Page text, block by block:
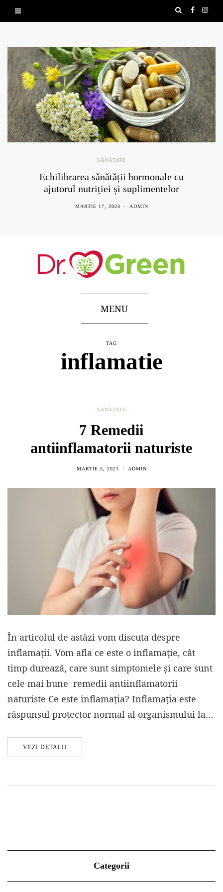
SĂNĂTATE
Echilibrarea sănătății hormonale cu
ajutorul nutriției și suplimentelor
MARTIE 17, 2023 ADMIN
MENU
TAG
inflamatie
SĂNĂTATE
7 Remedii
antiinflamatorii naturiste
MARTIE 5, 2021 ADMIN
În articolul de astăzi vom discuta despre
inflamații. Vom afla ce este o inflamație, cât
timp durează, care sunt simptomele și care sunt
cele mai bune remedii antiinflamatorii
naturiste Ce este inflamația? Inflamația este
răspunsul protector normal al organismului la…
VEZI DETALII
Categorii